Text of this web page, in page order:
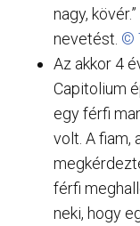
nagy,
nevetést. ©
Az akkor 4
Capitolium
egy férfi
volt. A fiam,
férfi
neki, hogy